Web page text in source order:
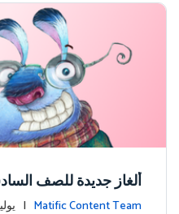
ألغاز جديدة للصف
Matific Content Team | يوليو 06, 2021 |